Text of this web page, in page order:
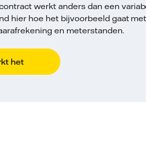
werkt anders dan een
hier hoe het bijvoorbeeld gaat met
en meterstanden.
het